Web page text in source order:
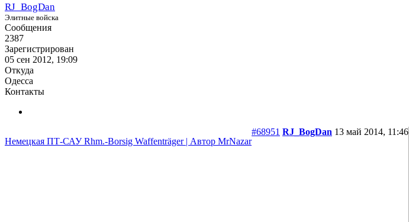
RJ_BogDan
Элитные войска
Сообщения
2387
Зарегистрирован
05 сен 2012, 19:09
Откуда
Одесса
Контакты
Немецкая ПТ-САУ Rhm.-Borsig Waffenträger | Автор MrNazar
#68951 RJ_BogDan 13 май 2014, 11:46